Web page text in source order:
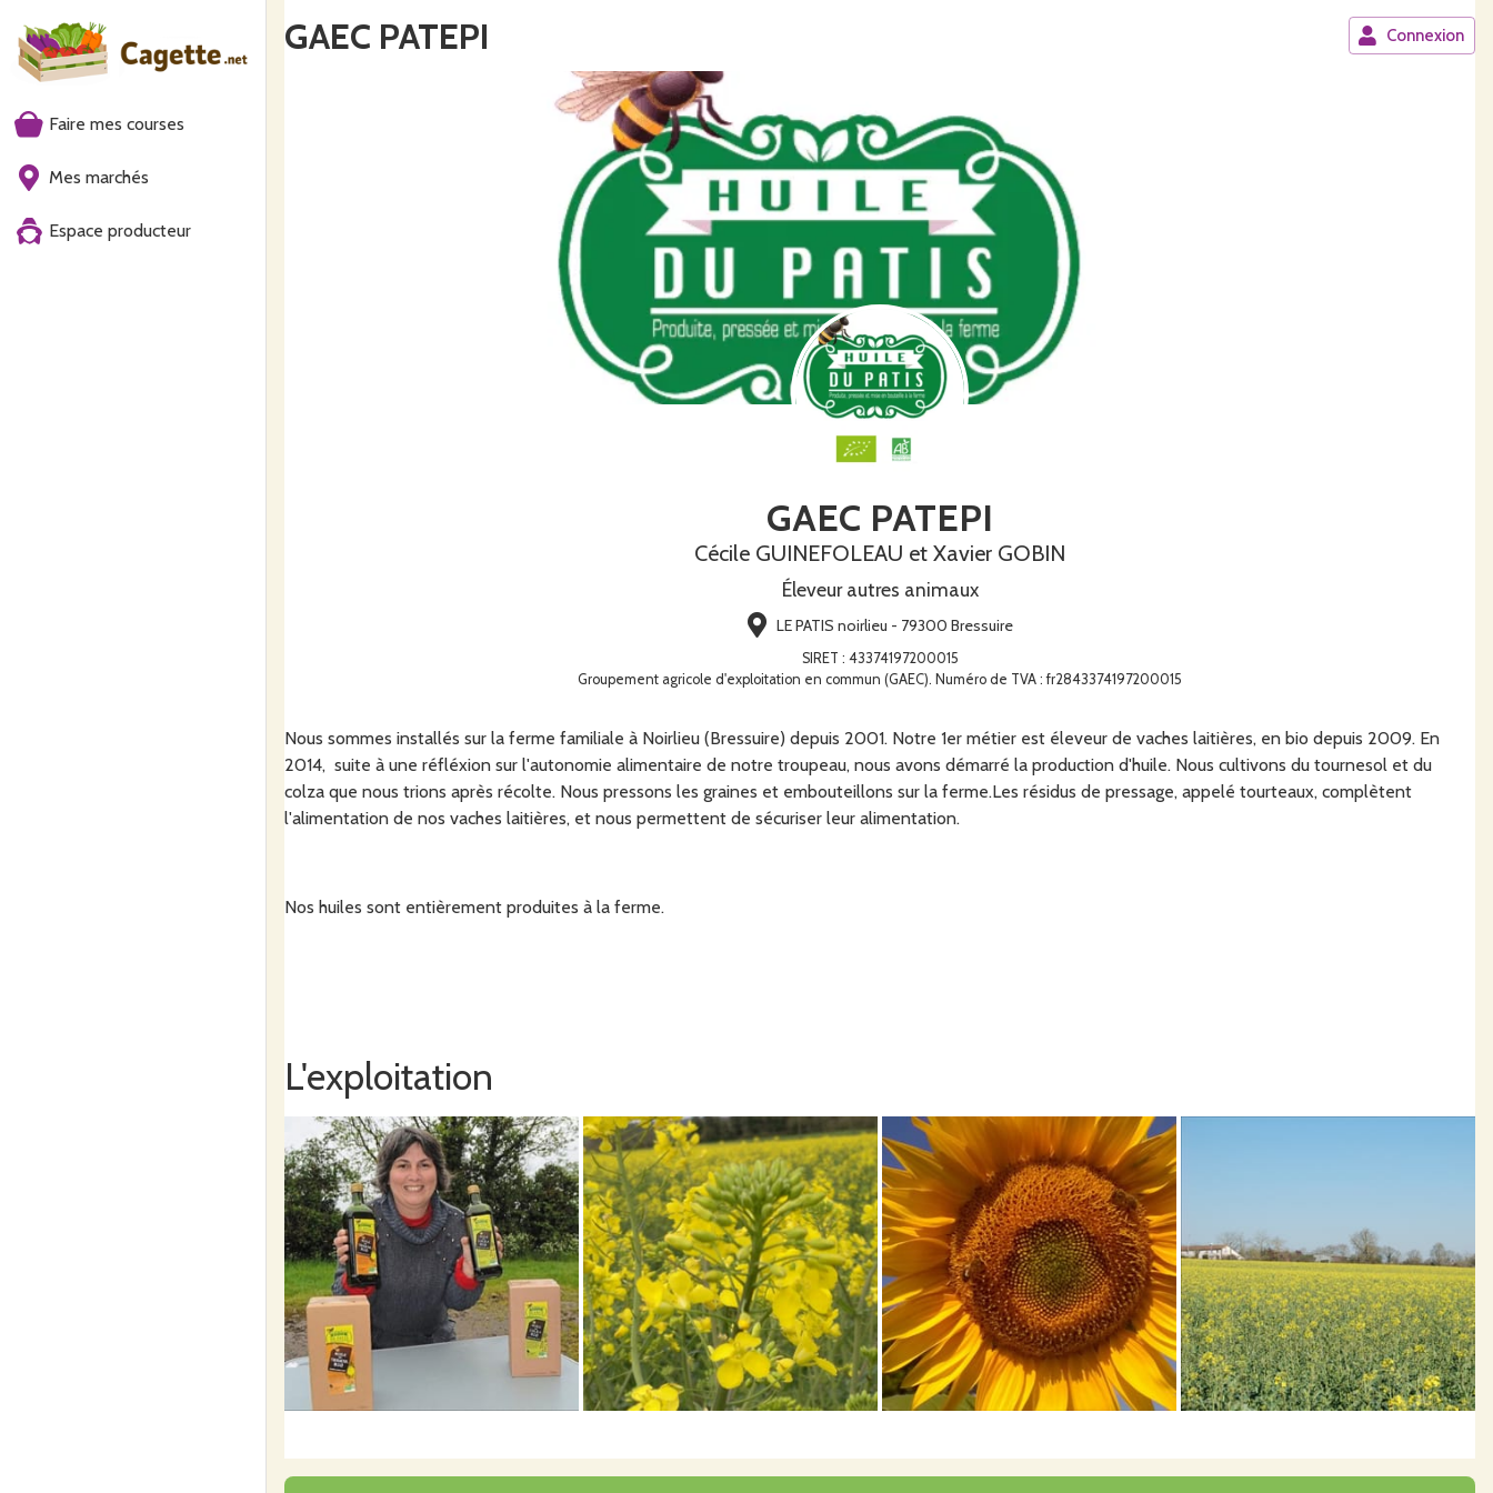
Faire mes courses
Mes marchés
Espace producteur
GAEC PATEPI Connexion
GAEC PATEPI
Cécile GUINEFOLEAU et Xavier GOBIN
Éleveur autres animaux
LE PATIS noirlieu - 79300 Bressuire
SIRET : 43374197200015
Groupement agricole d'exploitation en commun (GAEC). Numéro de TVA : fr2843374197200015
Nous sommes installés sur la ferme familiale à Noirlieu (Bressuire) depuis 2001. Notre 1er métier est éleveur de vaches laitières, en bio depuis 2009. En
2014, suite à une réfléxion sur l'autonomie alimentaire de notre troupeau, nous avons démarré la production d'huile. Nous cultivons du tournesol et du
colza que nous trions après récolte. Nous pressons les graines et embouteillons sur la ferme.Les résidus de pressage, appelé tourteaux, complètent
l'alimentation de nos vaches laitières, et nous permettent de sécuriser leur alimentation.
Nos huiles sont entièrement produites à la ferme.
L'exploitation